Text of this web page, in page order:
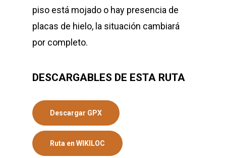
piso está mojado o hay presencia de
placas de hielo, la situación cambiará
por completo.
DESCARGABLES DE ESTA RUTA
Descargar GPX
Ruta en WIKILOC